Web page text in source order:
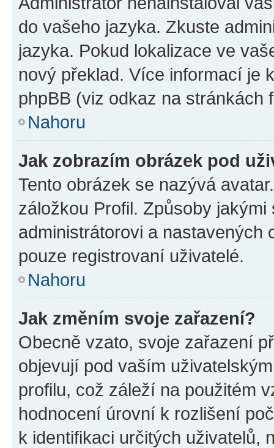
do vašeho jazyka. Zkuste
jazyka. Pokud lokalizace ve
nový překlad. Více informací je
phpBB (viz odkaz na stránkách
Nahoru
Jak zobrazím obrázek pod
Tento obrázek se nazývá
záložkou Profil. Způsoby
administrátorovi a nastavených
pouze registrovaní uživatelé.
Nahoru
Jak změním svoje zařazení?
Obecně vzato, svoje zařazení
objevují pod vaším
profilu, což záleží na použitém
hodnocení úrovní k rozlišení
k identifikaci určitých uživatelů,